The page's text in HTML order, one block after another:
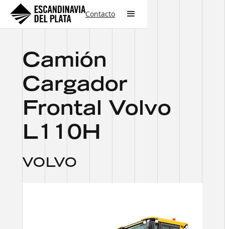
Contacto
Camión
Cargador
Frontal Volvo
L110H
VOLVO